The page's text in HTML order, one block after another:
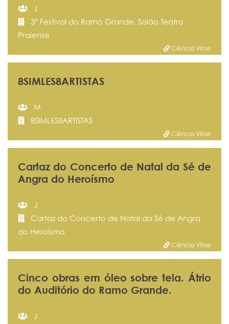
J
3º Festival do Ramo Grande. Salão Teatro
Praiense
Ciência Vitae
8SIMLES8ARTISTAS
M
8SIMLES8ARTISTAS
Ciência Vitae
Cartaz do Concerto de Natal da Sé de
Angra do Heroísmo
J
Cartaz do Concerto de Natal da Sé de Angra
do Heroísmo
Ciência Vitae
Cinco obras em óleo sobre tela. Átrio
do Auditório do Ramo Grande.
J